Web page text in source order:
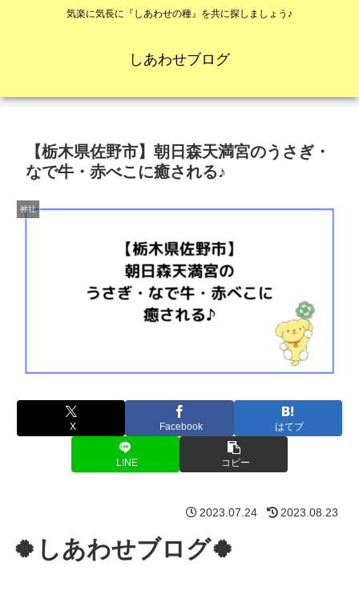
気楽に気長に『しあわせの種』を共に探しましょう♪
しあわせブログ
【栃木県佐野市】朝日森天満宮のうさぎ・
なで牛・赤べこに癒される♪
神社
X Facebook はてブ
LINE コピー
2023.07.24 2023.08.23
🍀しあわせブログ🍀